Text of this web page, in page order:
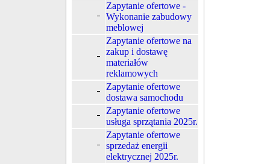
Zapytanie ofertowe -
Wykonanie zabudowy
meblowej
Zapytanie ofertowe na
zakup i dostawę
materiałów
reklamowych
Zapytanie ofertowe
dostawa samochodu
Zapytanie ofertowe
usługa sprzątania 2025r.
Zapytanie ofertowe
sprzedaż energii
elektrycznej 2025r.